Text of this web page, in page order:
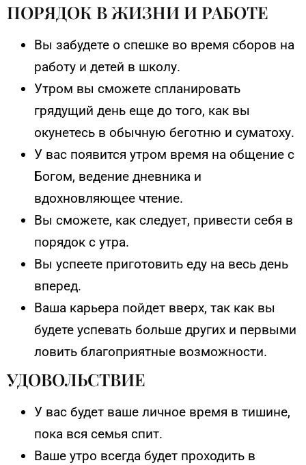
ПОРЯДОК В ЖИЗНИ И РАБОТЕ
Вы забудете о спешке во время сборов на
работу и детей в школу.
Утром вы сможете спланировать
грядущий день еще до того, как вы
окунетесь в обычную беготню и суматоху.
У вас появится утром время на общение с
Богом, ведение дневника и
вдохновляющее чтение.
Вы сможете, как следует, привести себя в
порядок с утра.
Вы успеете приготовить еду на весь день
вперед.
Ваша карьера пойдет вверх, так как вы
будете успевать больше других и первыми
ловить благоприятные возможности.
УДОВОЛЬСТВИЕ
У вас будет ваше личное время в тишине,
пока вся семья спит.
Ваше утро всегда будет проходить в